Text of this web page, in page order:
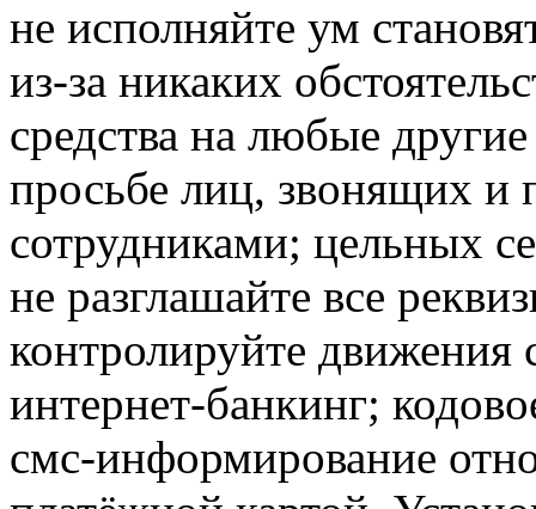
не исполняйте ум
из-за никаких
средства на любые
просьбе лиц, звонящих и
сотрудниками; цельных
не разглашайте все
контролируйте движения
интернет-банкинг;
смс-информирование